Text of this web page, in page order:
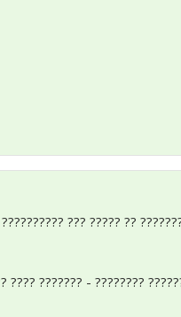
??? ????? ??
???? ??????? - ????????